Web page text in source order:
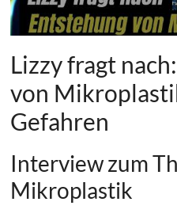
Lizzy fragt
von
Gefahren
Interview zum
Mikroplastik